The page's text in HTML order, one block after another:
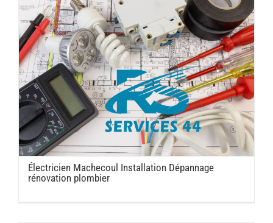
Électricien Machecoul Installation Dépannage
rénovation plombier